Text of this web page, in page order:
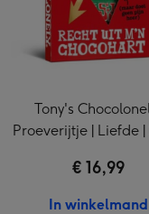
Tony's
Proeverijtje | Liefde
€ 16,99
In winkelmand